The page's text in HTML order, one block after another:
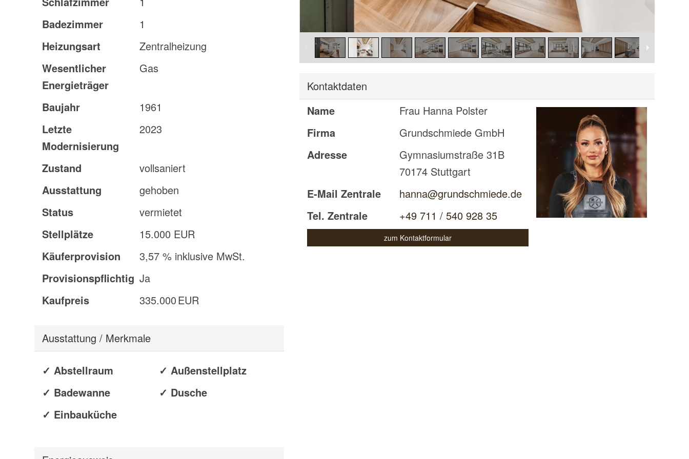
Kontaktdaten
Name
Frau Hanna Polster
Firma
Grundschmiede GmbH
Adresse
Gymnasiumstraße 31B
70174 Stuttgart
E-Mail Zentrale
hanna@grundschmiede.de
Tel. Zentrale
+49 711 / 540 928 35
zum Kontaktformular
Badezimmer
1
Heizungsart
Zentralheizung
Wesentlicher
Energieträger
Gas
Baujahr
1961
Letzte
Modernisierung
2023
Zustand
vollsaniert
Ausstattung
gehoben
Status
vermietet
Stellplätze
15.000 EUR
Käufer­provision
3,57 % inklusive MwSt.
Provisionspflichtig Ja
Kaufpreis
335.000 EUR
Ausstattung / Merkmale
✓ Abstellraum
✓ Außenstellplatz
✓ Badewanne
✓ Dusche
✓ Einbauküche